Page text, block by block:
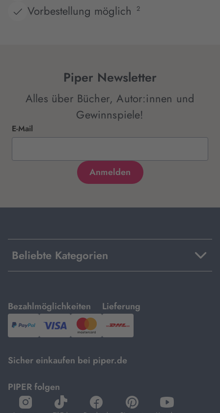
Vorbestellung möglich 2
Piper Newsletter
Alles über Bücher, Autor:innen und
Gewinnspiele!
E-Mail
Beliebte Kategorien
Bezahlmöglichkeiten
mit
PayPal,Visa
und
Lieferung
mit
DHL.
Sicher einkaufen bei piper.de
PIPER folgen
öffnet
öffnet
öffnet
öffnet
öffnet